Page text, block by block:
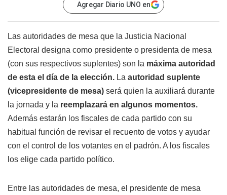
Agregar Diario UNO en
Las autoridades de mesa que la Justicia Nacional
Electoral designa como presidente o presidenta de mesa
(con sus respectivos suplentes) son la máxima autoridad
de esta el día de la elección. La autoridad suplente
(vicepresidente de mesa) será quien la auxiliará durante
la jornada y la reemplazará en algunos momentos.
Además estarán los fiscales de cada partido con su
habitual función de revisar el recuento de votos y ayudar
con el control de los votantes en el padrón. A los fiscales
los elige cada partido político.
Entre las autoridades de mesa, el presidente de mesa